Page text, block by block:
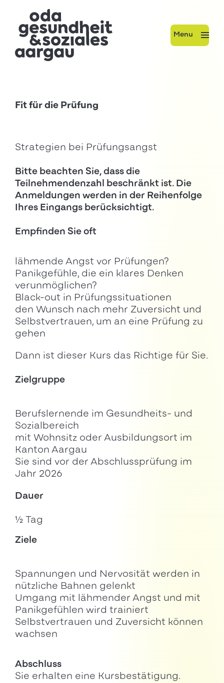
Menu
Fit für die Prüfung
Strategien bei Prüfungsangst
Bitte beachten Sie, dass die
Teilnehmendenzahl beschränkt ist. Die
Anmeldungen werden in der Reihenfolge
Ihres Eingangs berücksichtigt.
Empfinden Sie oft
lähmende Angst vor Prüfungen?
Panikgefühle, die ein klares Denken
verunmöglichen?
Black-out in Prüfungssituationen
den Wunsch nach mehr Zuversicht und
Selbstvertrauen, um an eine Prüfung zu
gehen
Dann ist dieser Kurs das Richtige für Sie.
Zielgruppe
Berufslernende im Gesundheits- und
Sozialbereich
mit Wohnsitz oder Ausbildungsort im
Kanton Aargau
Sie sind vor der Abschlussprüfung im
Jahr 2026
Dauer
½ Tag
Ziele
Spannungen und Nervosität werden in
nützliche Bahnen gelenkt
Umgang mit lähmender Angst und mit
Panikgefühlen wird trainiert
Selbstvertrauen und Zuversicht können
wachsen
Abschluss
Sie erhalten eine Kursbestätigung.